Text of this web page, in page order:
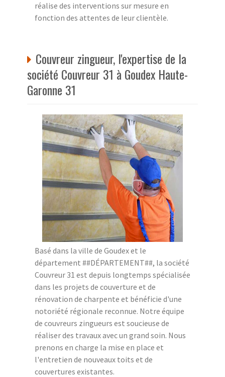
réalise des interventions sur mesure en
fonction des attentes de leur clientèle.
Couvreur zingueur, l'expertise de la
société Couvreur 31 à Goudex Haute-
Garonne 31
Basé dans la ville de Goudex et le
département ##DÉPARTEMENT##, la société
Couvreur 31 est depuis longtemps spécialisée
dans les projets de couverture et de
rénovation de charpente et bénéficie d'une
notoriété régionale reconnue. Notre équipe
de couvreurs zingueurs est soucieuse de
réaliser des travaux avec un grand soin. Nous
prenons en charge la mise en place et
l'entretien de nouveaux toits et de
couvertures existantes.